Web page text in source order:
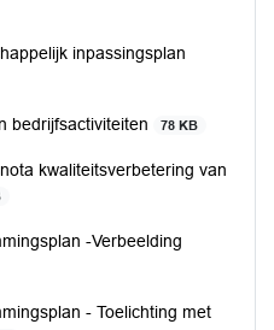
inpassingsplan
bedrijfsactiviteiten 78 KB
kwaliteitsverbetering van
-Verbeelding
- Toelichting met